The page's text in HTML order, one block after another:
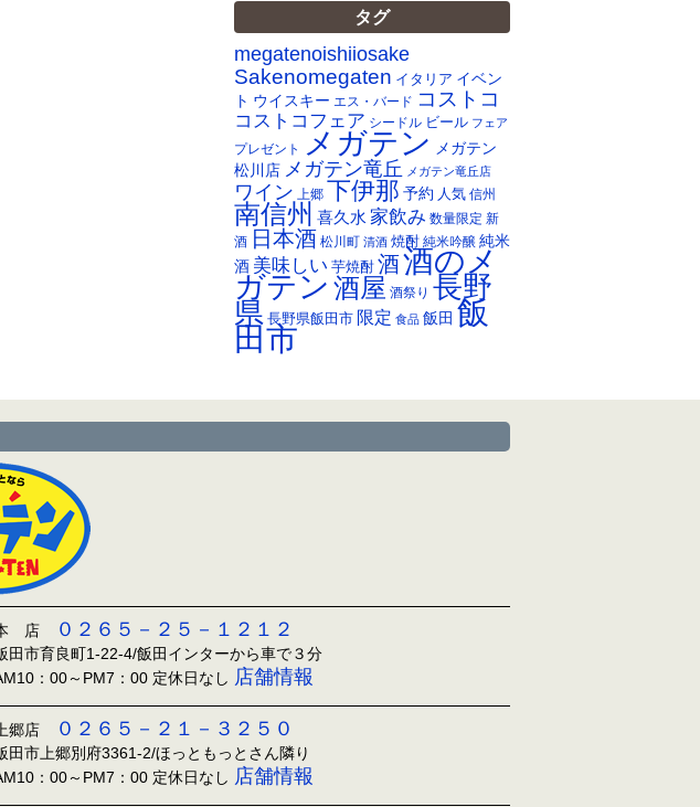
ー
カ
イ
ブ
タグ
megatenoishiiosake
Sakenomegaten イタリア イベン
ト ウイスキー エス・バード コストコ
コストコフェア シードル ビール フェア
プレゼント メガテン メガテン
松川店 メガテン竜丘 メガテン竜丘店
ワイン 上郷 下伊那 予約 人気 信州
南信州 喜久水 家飲み 数量限定 新
酒
日本酒 松川町 清酒 焼酎 純米吟醸 純米
酒 美味しい 芋焼酎 酒酒のメ
ガテン 酒屋 酒祭り 長野
県 長野県飯田市 限定 食品 飯田 飯
田市
店 ０２６５－２５－１２１２
田市育良町1-22-4/飯田インターから車で３分
：00～PM7：00 定休日なし 店舗情報
郷店 ０２６５－２１－３２５０
田市上郷別府3361-2/ほっともっとさん隣り
：00～PM7：00 定休日なし 店舗情報